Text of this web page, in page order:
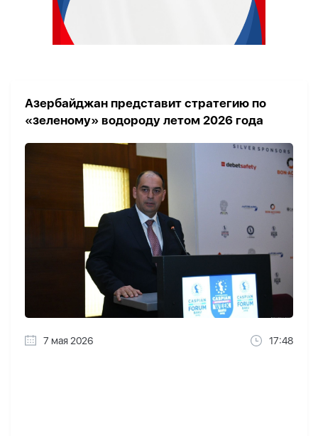
Азербайджан представит стратегию по
«зеленому» водороду летом 2026 года
7 мая 2026 17:48